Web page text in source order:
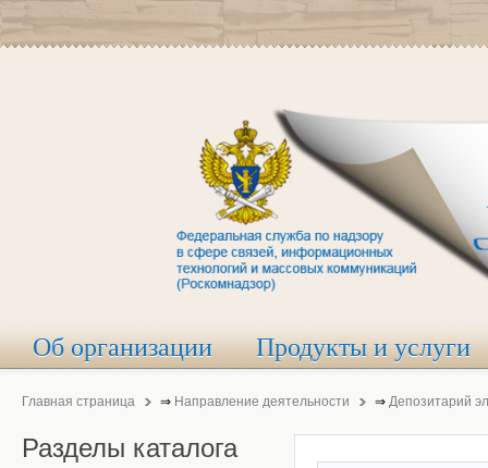
Об организации Продукты и услуги
Главная страница ⇒ Направление деятельности ⇒ Депозитарий
Разделы каталога